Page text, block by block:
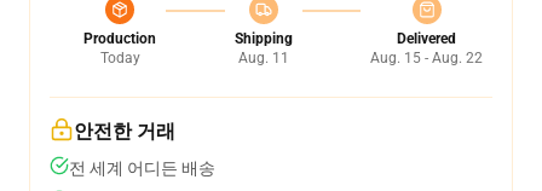
Production
Today
Shipping
Aug. 11
Delivered
Aug. 15 - Aug. 22
안전한 거래
전 세계 어디든 배송